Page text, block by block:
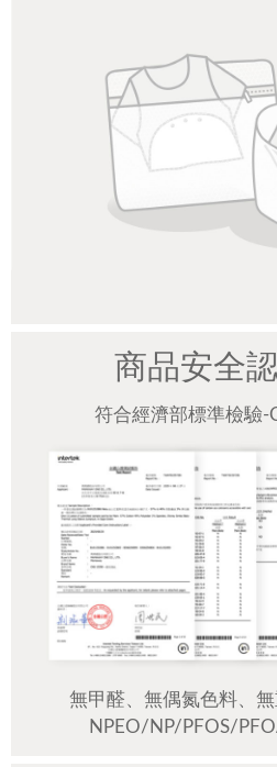
商品安全
符合經濟部標準檢驗-
無甲醛、無偶氮色料、
NPEO/NP/PFOS/